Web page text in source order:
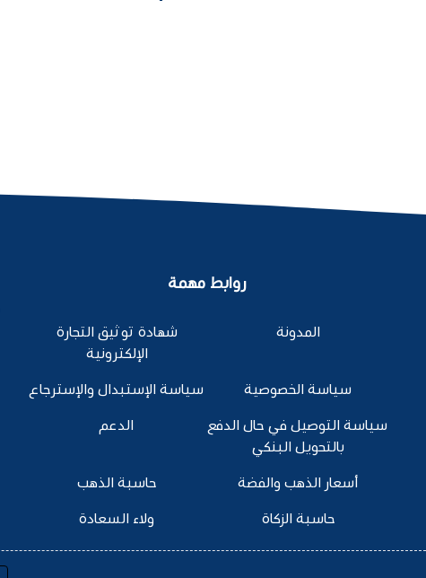
روابط مهمة
المدونة
شهادة توثيق التجارة
الإلكترونية
سياسة الخصوصية سياسة الإستبدال والإسترجاع
سياسة التوصيل في حال الدفع
بالتحويل البنكي
الدعم
أسعار الذهب والفضة حاسبة الذهب
حاسبة الزكاة ولاء السعادة